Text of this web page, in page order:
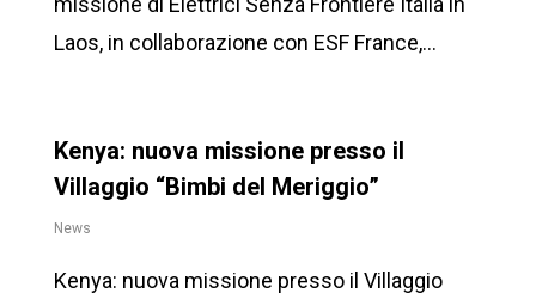
Laos, in collaborazione con ESF France,…
Kenya: nuova missione presso il
Villaggio “Bimbi del Meriggio”
News
Kenya: nuova missione presso il Villaggio